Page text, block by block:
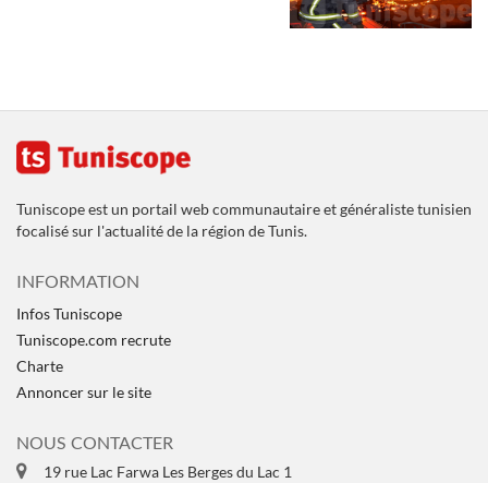
Tuniscope est un portail web communautaire et généraliste tunisien
focalisé sur l'actualité de la région de Tunis.
INFORMATION
Infos Tuniscope
Tuniscope.com recrute
Charte
Annoncer sur le site
NOUS CONTACTER
19 rue Lac Farwa Les Berges du Lac 1